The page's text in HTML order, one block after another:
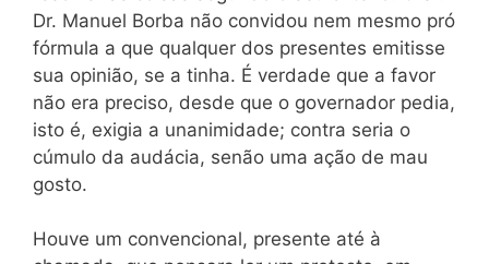
Dr. Manuel Borba não convidou nem mesmo pró
fórmula a que qualquer dos presentes emitisse
sua opinião, se a tinha. É verdade que a favor
não era preciso, desde que o governador pedia,
isto é, exigia a unanimidade; contra seria o
cúmulo da audácia, senão uma ação de mau
gosto.
Houve um convencional, presente até à